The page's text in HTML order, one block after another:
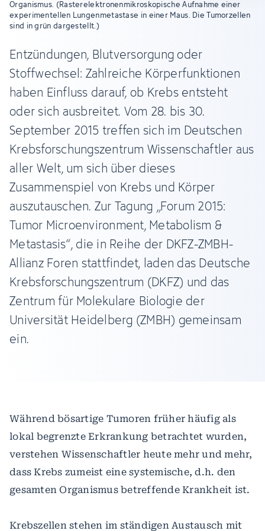
Organismus. (Rasterelektronenmikroskopische Aufnahme einer
experimentellen Lungenmetastase in einer Maus. Die Tumorzellen
sind in grün dargestellt.)
Entzündungen, Blutversorgung oder
Stoffwechsel: Zahlreiche Körperfunktionen
haben Einfluss darauf, ob Krebs entsteht
oder sich ausbreitet. Vom 28. bis 30.
September 2015 treffen sich im Deutschen
Krebsforschungszentrum Wissenschaftler aus
aller Welt, um sich über dieses
Zusammenspiel von Krebs und Körper
auszutauschen. Zur Tagung „Forum 2015:
Tumor Microenvironment, Metabolism &
Metastasis“, die in Reihe der DKFZ-ZMBH-
Allianz Foren stattfindet, laden das Deutsche
Krebsforschungszentrum (DKFZ) und das
Zentrum für Molekulare Biologie der
Universität Heidelberg (ZMBH) gemeinsam
ein.
Während bösartige Tumoren früher häufig als
lokal begrenzte Erkrankung betrachtet wurden,
verstehen Wissenschaftler heute mehr und mehr,
dass Krebs zumeist eine systemische, d.h. den
gesamten Organismus betreffende Krankheit ist.
Krebszellen stehen im ständigen Austausch mit